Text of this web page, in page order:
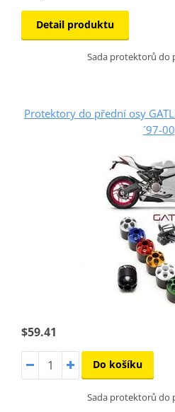
Detail produktu
Sada protektorů do
Protektory do přední osy
´97-00
$59.41
Do košíku
Sada protektorů do